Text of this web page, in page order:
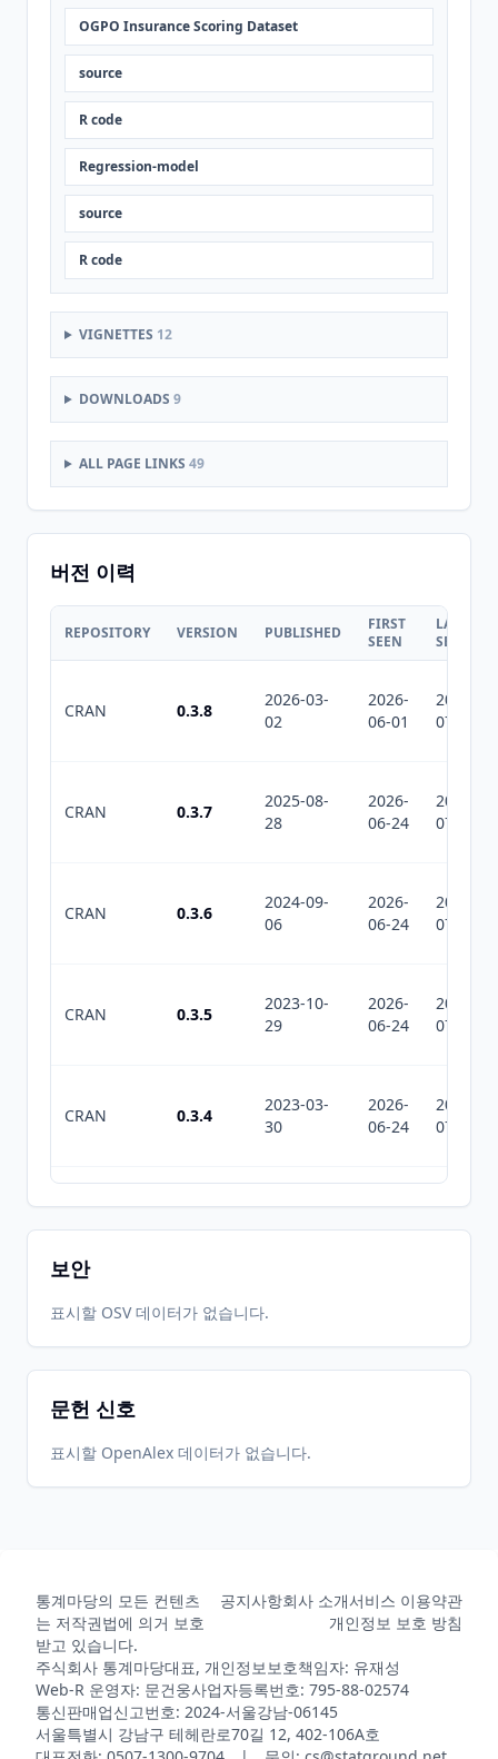
OGPO Insurance Scoring Dataset
source
R code
Regression-model
source
R code
VIGNETTES 12
DOWNLOADS 9
ALL PAGE LINKS 49
버전 이력
REPOSITORY VERSION PUBLISHED
FIRST
SEEN
LAST
SEEN
CRAN 0.3.8
2026-03-
02
2026-
06-01
2026-
07-31
CRAN 0.3.7
2025-08-
28
2026-
06-24
2026-
07-31
CRAN 0.3.6
2024-09-
06
2026-
06-24
2026-
07-31
CRAN 0.3.5
2023-10-
29
2026-
06-24
2026-
07-31
CRAN 0.3.4
2023-03-
30
2026-
06-24
2026-
07-31
2022-10-
11
2026-
06-24
2026-
07-31
CRAN 0.2.0
CRAN
보안
표시할 OSV 데이터가 없습니다.
문헌 신호
표시할 OpenAlex 데이터가 없습니다.
통계마당의 모든 컨텐츠
는 저작권법에 의거 보호
받고 있습니다.
공지사항회사 소개서비스 이용약관
개인정보 보호 방침
주식회사 통계마당대표, 개인정보보호책임자: 유재성
Web-R 운영자: 문건웅사업자등록번호: 795-88-02574
통신판매업신고번호: 2024-서울강남-06145
서울특별시 강남구 테헤란로70길 12, 402-106A호